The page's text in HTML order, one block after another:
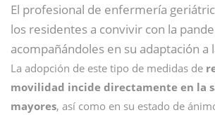
El profesional de enfermería
los residentes a convivir con la
acompañándoles en su adaptación a
La adopción de este tipo de medidas de
movilidad incide directamente en la
mayores, así como en su estado de